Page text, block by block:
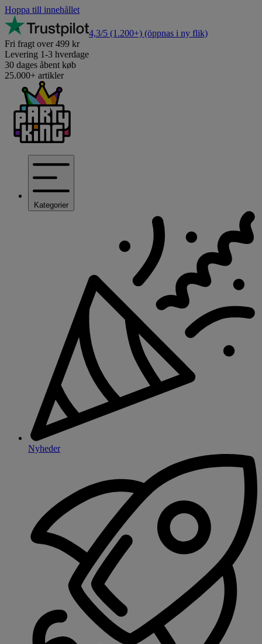
Hoppa till innehållet
4,3/5 (1.200+) (öppnas i ny flik)
Fri fragt over 499 kr
Levering 1-3 hverdage
30 dages åbent køb
25.000+ artikler
Kategorier
Nyheder